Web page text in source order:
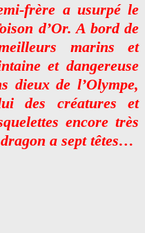
frère a usurpé le
d’Or. A bord de
marins et
et dangereuse
dieux de l’Olympe,
des créatures et
encore très
a sept têtes…